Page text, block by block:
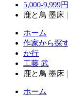
5,000-9,999円
鹿と鳥 墨床
ホーム
作家から探
か行
工藤 武
鹿と鳥 墨床
ホーム